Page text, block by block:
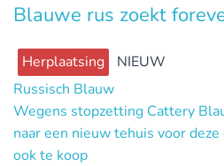
Blauwe rus zoekt
Herplaatsing
NIEUW
Russisch Blauw
Wegens stopzetting Cattery
naar een nieuw tehuis voor
ook te koop